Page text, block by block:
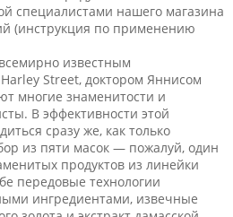
специалистами нашего магазина
(инструкция по применению
известным
Street, доктором Яннисом
многие знаменитости и
В эффективности этой
сразу же, как только
из пяти масок — пожалуй, один
продуктов из линейки
передовые технологии
ингредиентами, извечные